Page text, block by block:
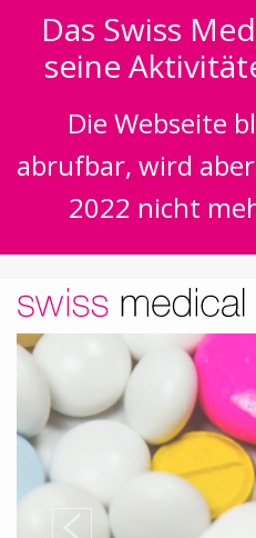
Das Swiss
seine
Die Webseite
abrufbar, wird
2022 nicht